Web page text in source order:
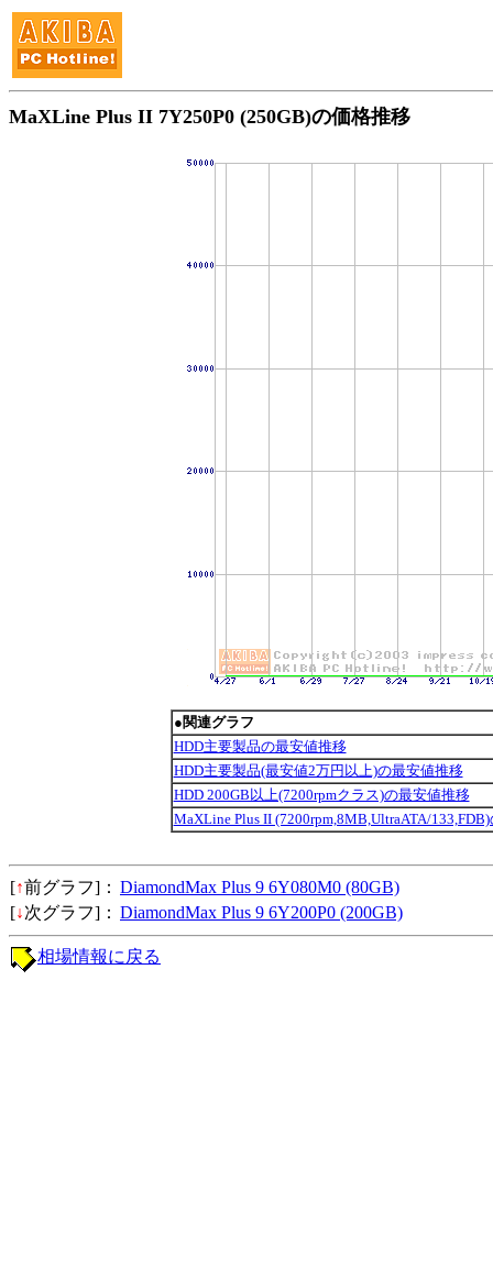
MaXLine Plus II 7Y250P0 (250GB)の価格推移
●関連グラフ
HDD主要製品の最安値推移
HDD主要製品(最安値2万円以上)の最安値推移
HDD 200GB以上(7200rpmクラス)の最安値推移
MaXLine Plus II (7200rpm,8MB,UltraATA/
[↑前グラフ]： DiamondMax Plus 9 6Y080M0 (80GB)
[↓次グラフ]： DiamondMax Plus 9 6Y200P0 (200GB)
相場情報に戻る